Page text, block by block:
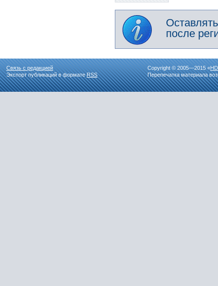
после
Связь с редакцией
Экспорт публикаций в форматеRSS
Copyright © 2005—2015 «
Перепечатка материала